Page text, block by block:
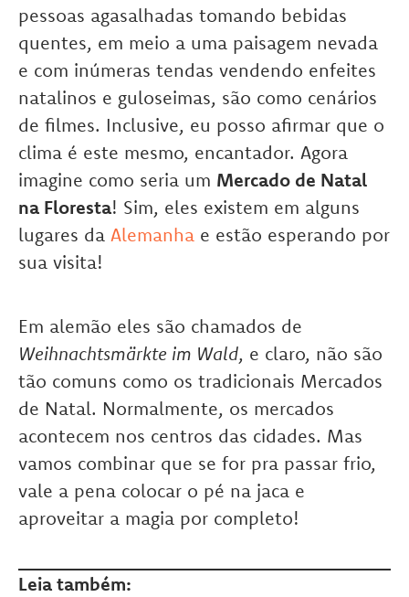
pessoas agasalhadas tomando bebidas
quentes, em meio a uma paisagem nevada
e com inúmeras tendas vendendo enfeites
natalinos e guloseimas, são como cenários
de filmes. Inclusive, eu posso afirmar que o
clima é este mesmo, encantador. Agora
imagine como seria um Mercado de Natal
na Floresta! Sim, eles existem em alguns
lugares da Alemanha e estão esperando por
sua visita!
Em alemão eles são chamados de
Weihnachtsmärkte im Wald, e claro, não são
tão comuns como os tradicionais Mercados
de Natal. Normalmente, os mercados
acontecem nos centros das cidades. Mas
vamos combinar que se for pra passar frio,
vale a pena colocar o pé na jaca e
aproveitar a magia por completo!
Leia também: